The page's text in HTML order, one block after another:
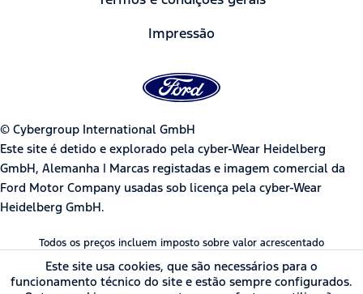
Impressão
© Cybergroup International GmbH
Este site é detido e explorado pela cyber-Wear Heidelberg
GmbH, Alemanha | Marcas registadas e imagem comercial da
Ford Motor Company usadas sob licença pela cyber-Wear
Heidelberg GmbH.
Todos os preços incluem imposto sobre valor acrescentado
Este site usa cookies, que são necessários para o
funcionamento técnico do site e estão sempre configurados.